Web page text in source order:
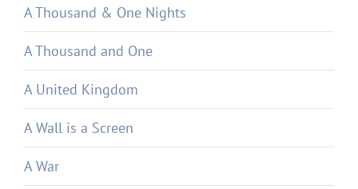
A Thousand & One Nights
A Thousand and One
A United Kingdom
A Wall is a Screen
A War